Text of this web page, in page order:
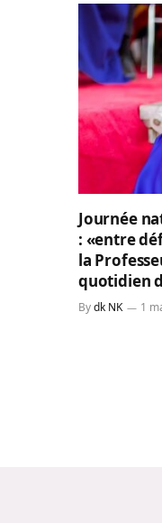
Journée
: «entre
la
quotidien
Bydk NK 1